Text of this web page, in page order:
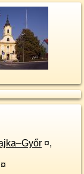
¤,
¤